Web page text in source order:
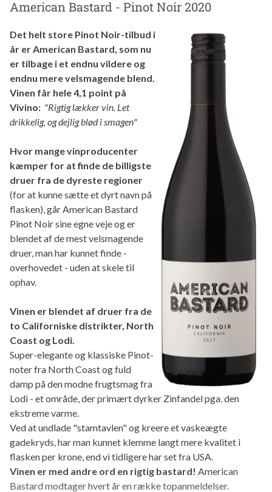
American Bastard - Pinot Noir 2020
Det helt store Pinot Noir-tilbud i
år er American Bastard, som nu
er tilbage i et endnu vildere og
endnu mere velsmagende blend.
Vinen får hele 4,1 point på
Vivino: "Rigtig lækker vin. Let
drikkelig, og dejlig blød i smagen"
Hvor mange vinproducenter
kæmper for at finde de billigste
druer fra de dyreste regioner
(for at kunne sætte et dyrt navn på
flasken), går American Bastard
Pinot Noir sine egne veje og er
blendet af de mest velsmagende
druer, man har kunnet finde -
overhovedet - uden at skele til
ophav.
Vinen er blendet af druer fra de
to Californiske distrikter, North
Coast og Lodi.
Super-elegante og klassiske Pinot-
noter fra North Coast og fuld
damp på den modne frugtsmag fra
Lodi - et område, der primært dyrker Zinfandel pga. den
ekstreme varme.
Ved at undlade "stamtavlen" og kreere et vaskeægte
gadekryds, har man kunnet klemme langt mere kvalitet i
flasken per krone, end vi tidligere har set fra USA.
Vinen er med andre ord en rigtig bastard! American
Bastard modtager hvert år en række topanmeldelser.